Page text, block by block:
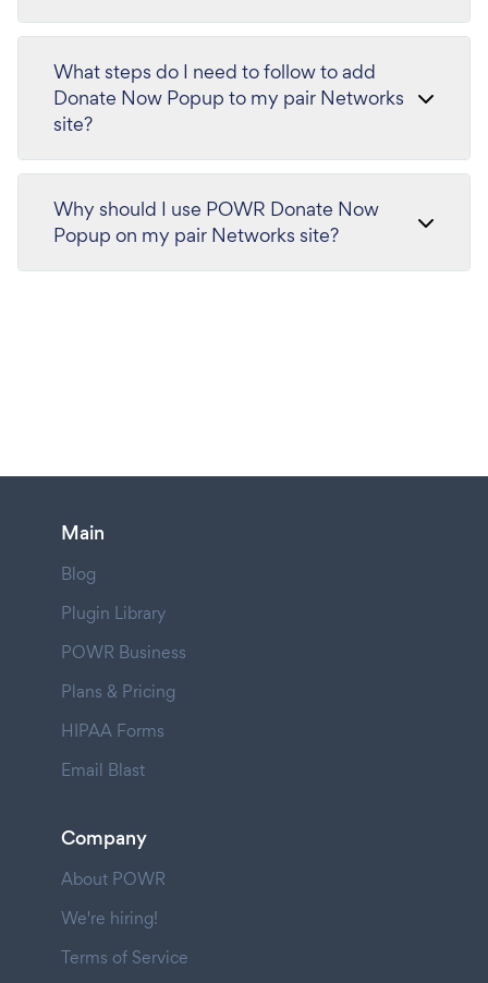
What steps do I need to follow to add
Donate Now Popup to my pair Networks
site?
Why should I use POWR Donate Now
Popup on my pair Networks site?
Main
Blog
Plugin Library
POWR Business
Plans & Pricing
HIPAA Forms
Email Blast
Company
About POWR
We're hiring!
Terms of Service